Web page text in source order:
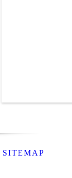
SITEMAP